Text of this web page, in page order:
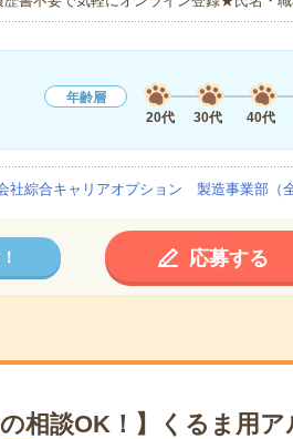
年齢層
20代
30代 40代
社綜合キャリアオプション 製造事業部（全
応募する
の相談OK！】くるま用